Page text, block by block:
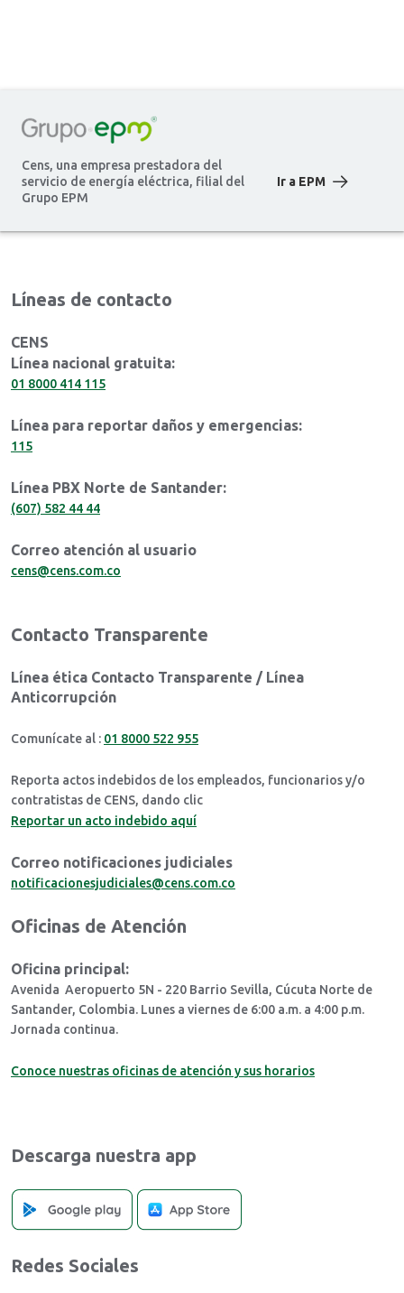
Cens, una empresa prestadora del
servicio de energía eléctrica, filial del
Grupo EPM
Ir a EPM
Líneas de contacto
CENS
Línea nacional gratuita:
01 8000 414 115
Línea para reportar daños y emergencias:
115
Línea PBX Norte de Santander:
(607) 582 44 44
Correo atención al usuario
cens@cens.com.co
Contacto Transparente
Línea ética Contacto Transparente / Línea
Anticorrupción
Comunícate al : 01 8000 522 955
Reporta actos indebidos de los empleados, funcionarios y/o
contratistas de CENS, dando clic
Reportar un acto indebido aquí
Correo notificaciones judiciales
notificacionesjudiciales@cens.com.co
Oficinas de Atención
Oficina principal:
Avenida Aeropuerto 5N - 220 Barrio Sevilla, Cúcuta Norte de
Santander, Colombia. Lunes a viernes de 6:00 a.m. a 4:00 p.m.
Jornada continua.
Conoce nuestras oficinas de atención y sus horarios
Descarga nuestra app
Redes Sociales